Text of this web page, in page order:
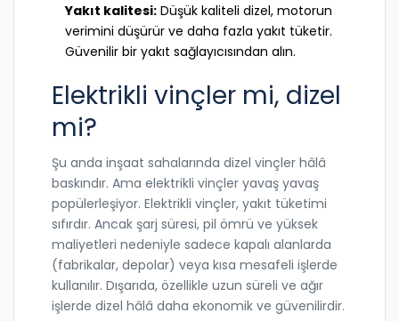
Yakıt kalitesi: Düşük kaliteli dizel, motorun
verimini düşürür ve daha fazla yakıt tüketir.
Güvenilir bir yakıt sağlayıcısından alın.
Elektrikli vinçler mi, dizel
mi?
Şu anda inşaat sahalarında dizel vinçler hâlâ
baskındır. Ama elektrikli vinçler yavaş yavaş
popülerleşiyor. Elektrikli vinçler, yakıt tüketimi
sıfırdır. Ancak şarj süresi, pil ömrü ve yüksek
maliyetleri nedeniyle sadece kapalı alanlarda
(fabrikalar, depolar) veya kısa mesafeli işlerde
kullanılır. Dışarıda, özellikle uzun süreli ve ağır
işlerde dizel hâlâ daha ekonomik ve güvenilirdir.